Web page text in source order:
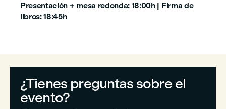
Presentación + mesa redonda: 18:00h | Firma de
libros: 18:45h
¿Tienes preguntas sobre el
evento?